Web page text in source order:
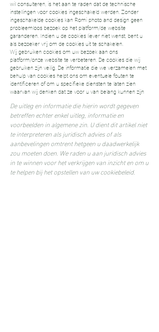
wil consulteren, is het aan te raden dat de technische
instellingen voor cookies ingeschakeld werden. Zonder
ingeschakelde cookies kan Romi photo and design geen
probleemloos bezoek op het platform/de website
garanderen. Indien u de cookies liever niet wenst, bent u
als bezoeker vrij om de cookies uit te schakelen.
Wij gebruiken cookies om uw bezoek aan ons
platform/onze website te verbeteren. De cookies die wij
gebruiken zijn veilig. De informatie die we verzamelen met
behulp van cookies helpt ons om eventuele fouten te
identificeren of om u specifieke diensten te laten zien
waarvan wij denken dat ze voor u van belang kunnen zijn
De uitleg en informatie die hierin wordt gegeven
betreffen echter enkel uitleg, informatie en
voorbeelden in algemene zin. U dient dit artikel niet
te interpreteren als juridisch advies of als
aanbevelingen omtrent hetgeen u daadwerkelijk
zou moeten doen. We raden u aan juridisch advies
in te winnen voor het verkrijgen van inzicht en om u
te helpen bij het opstellen van uw cookiebeleid.